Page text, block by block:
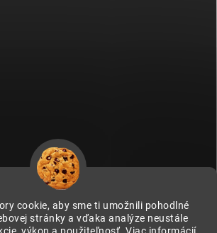
cookie, aby sme ti umožnili pohodlné
stránky a vďaka analýze neustále